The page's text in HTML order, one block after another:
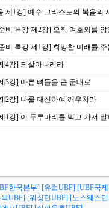
제1강] 예수 그리스도의 복음의
비 특강 제2강] 오직 여호와를
비 특강 제1강] 희망찬 미래를
4강] 되살아나리라
3강] 마른 뼈들을 큰 군대로
2강] 나를 대신하여 깨우치라
1강] 이 두루마리를 먹고 가서 말
한국본부] [유럽UBF] [UBF국
UBF] [워싱턴UBF] [노스웨스